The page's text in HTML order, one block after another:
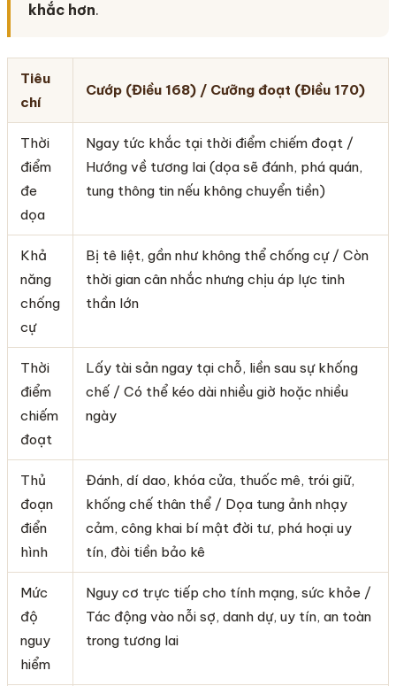
khắc hơn.
Tiêu
chí
Cướp (Điều 168) / Cưỡng đoạt (Điều 170)
Thời
điểm
đe
dọa
Ngay tức khắc tại thời điểm chiếm đoạt /
Hướng về tương lai (dọa sẽ đánh, phá quán,
tung thông tin nếu không chuyển tiền)
Khả
năng
chống
cự
Bị tê liệt, gần như không thể chống cự / Còn
thời gian cân nhắc nhưng chịu áp lực tinh
thần lớn
Thời
điểm
chiếm
đoạt
Lấy tài sản ngay tại chỗ, liền sau sự khống
chế / Có thể kéo dài nhiều giờ hoặc nhiều
ngày
Thủ
đoạn
điển
hình
Đánh, dí dao, khóa cửa, thuốc mê, trói giữ,
khống chế thân thể / Dọa tung ảnh nhạy
cảm, công khai bí mật đời tư, phá hoại uy
tín, đòi tiền bảo kê
Mức
độ
nguy
hiểm
Nguy cơ trực tiếp cho tính mạng, sức khỏe /
Tác động vào nỗi sợ, danh dự, uy tín, an toàn
trong tương lai